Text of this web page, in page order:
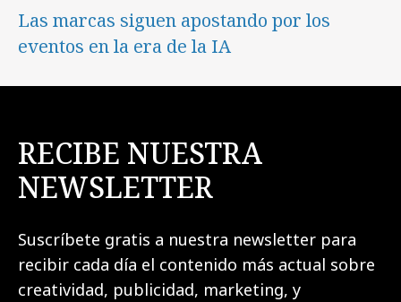
Las marcas siguen apostando por los
eventos en la era de la IA
RECIBE NUESTRA
NEWSLETTER
Suscríbete gratis a nuestra newsletter para
recibir cada día el contenido más actual sobre
creatividad, publicidad, marketing, y